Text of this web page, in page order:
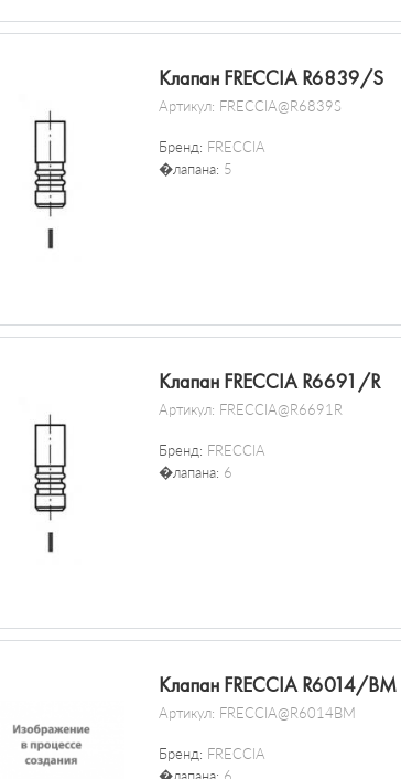
Клапан FRECCIA R6839/S
Артикул: FRECCIA@R6839S
Бренд: FRECCIA
�лапана: 5
Клапан FRECCIA R6691/R
Артикул: FRECCIA@R6691R
Бренд: FRECCIA
�лапана: 6
Клапан FRECCIA R6014/BM
Артикул: FRECCIA@R6014BM
Бренд: FRECCIA